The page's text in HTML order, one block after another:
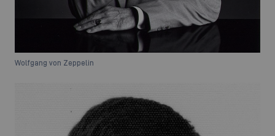
Wolfgang von Zeppelin